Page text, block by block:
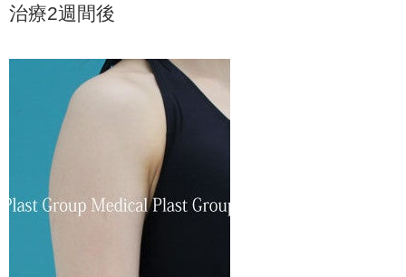
治療2週間後